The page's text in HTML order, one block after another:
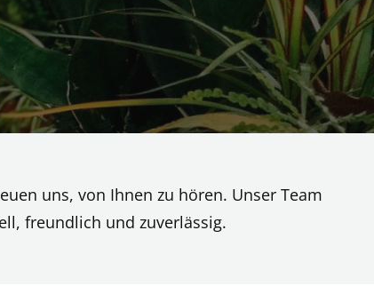
uns, von Ihnen zu hören. Unser Team
freundlich und zuverlässig.